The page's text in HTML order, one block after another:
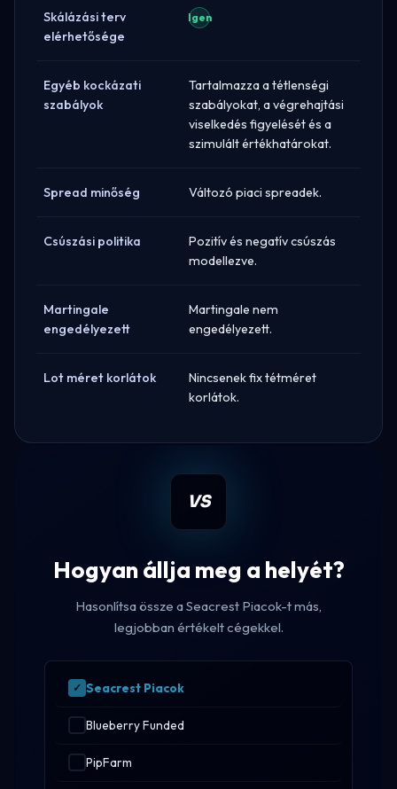
Skálázási terv
elérhetősége
Igen
Egyéb kockázati
szabályok
Tartalmazza a tétlenségi
szabályokat, a végrehajtási
viselkedés figyelését és a
szimulált értékhatárokat.
Spread minőség Változó piaci spreadek.
Csúszási politika
Pozitív és negatív csúszás
modellezve.
Martingale
engedélyezett
Martingale nem
engedélyezett.
Lot méret korlátok
Nincsenek fix tétméret
korlátok.
VS
Hogyan állja meg a helyét?
Hasonlítsa össze a Seacrest Piacok-t más,
legjobban értékelt cégekkel.
Seacrest Piacok
Blueberry Funded
PipFarm